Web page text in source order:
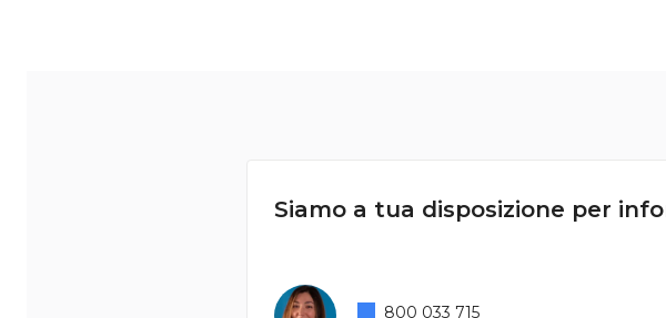
Siamo a tua disposizione per
800 033 715